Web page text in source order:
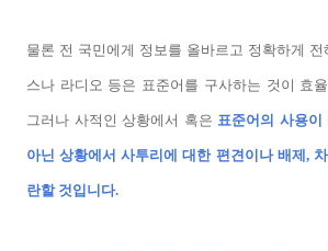
물론 전 국민에게 정보를 올바르고 정확하게
스나 라디오 등은 표준어를 구사하는 것이 효
그러나 사적인 상황에서 혹은 표준어의 사용
아닌 상황에서 사투리에 대한 편견이나 배제,
란할 것입니다.